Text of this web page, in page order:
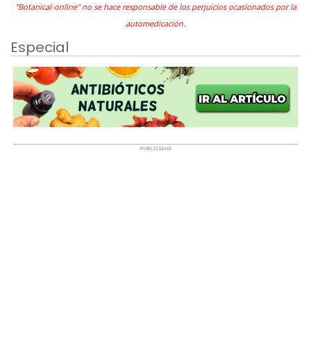
"Botanical-online" no se hace responsable de los perjuicios ocasionados por la
automedicación.
Especial